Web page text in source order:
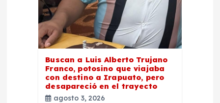
Buscan a Luis Alberto Trujano
Franco, potosino que viajaba
con destino a Irapuato, pero
desapareció en el trayecto
agosto 3, 2026